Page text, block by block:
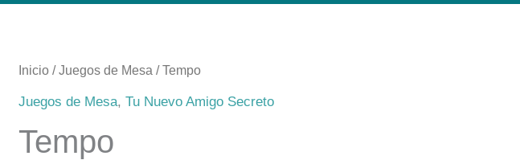
Inicio /Juegos de Mesa / Tempo
Juegos de Mesa, Tu Nuevo Amigo Secreto
Tempo